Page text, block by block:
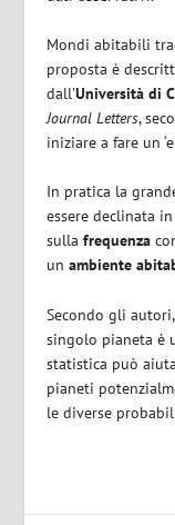
Mondi abitabili
proposta è
dall’Università di
Journal Letters,
iniziare a fare un
In pratica la
essere declinata
sullafrequenza
unambiente
Secondo gli
singolo pianeta è
statistica può
pianeti
le diverse